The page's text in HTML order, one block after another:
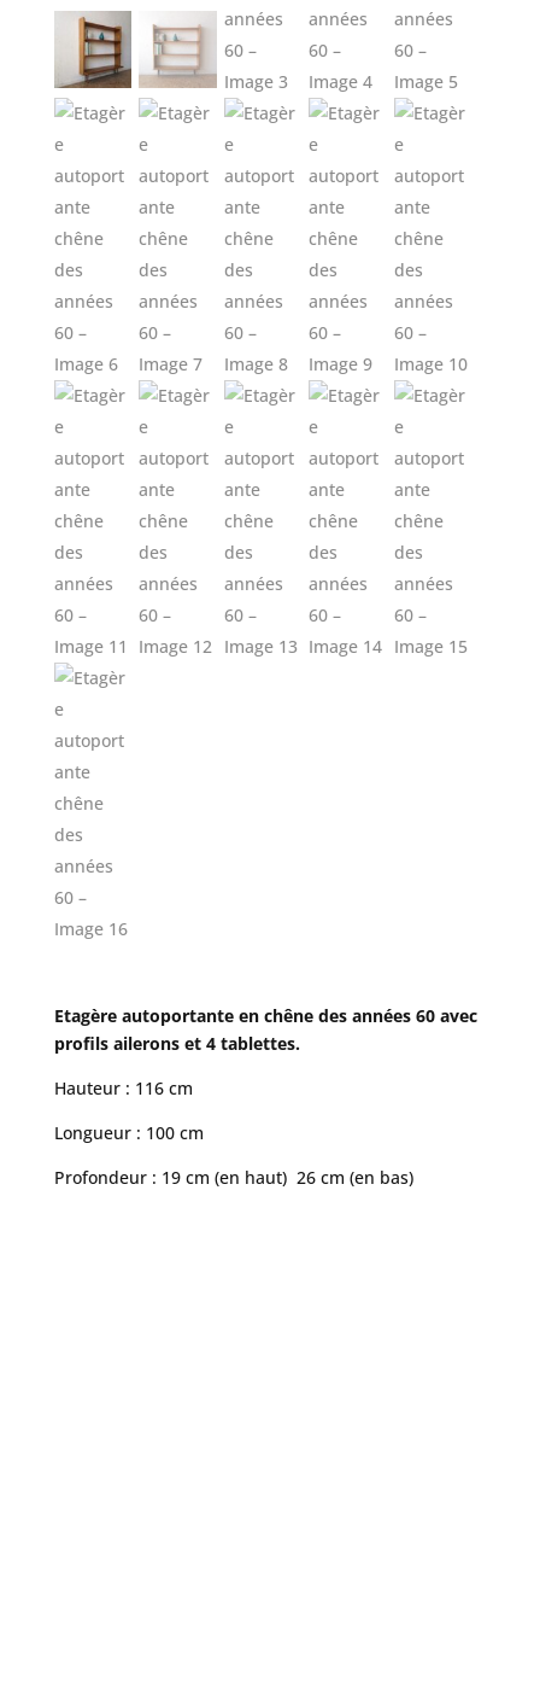
Etagère autoportante en chêne des années 60 avec
profils ailerons et 4 tablettes.
Hauteur : 116 cm
Longueur : 100 cm
Profondeur : 19 cm (en haut) 26 cm (en bas)